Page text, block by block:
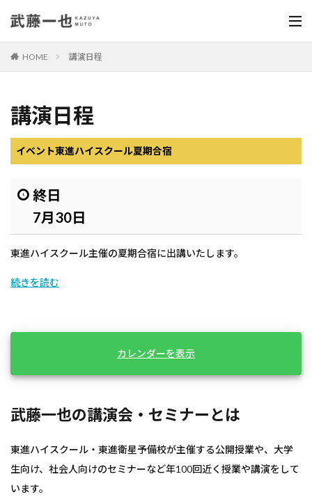
HOME 講演日程
講演日程
イベント東進ハイスクール夏期合宿
終日
7月30日
東進ハイスクール主催の夏期合宿に出講いたします。
続きを読む
カレンダーを表示
武藤一也の講演会・セミナーとは
東進ハイスクール・東進衛星予備校が主催する公開授業や、大学
生向け、社会人向けのセミナーなど年100回近く授業や講演をして
います。